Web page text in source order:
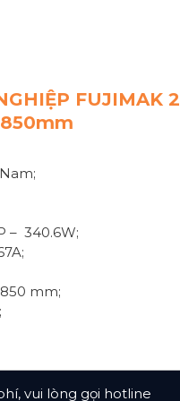
FUJIMAK 2
– 340.6W;
mm;
vui lòng gọi hotline